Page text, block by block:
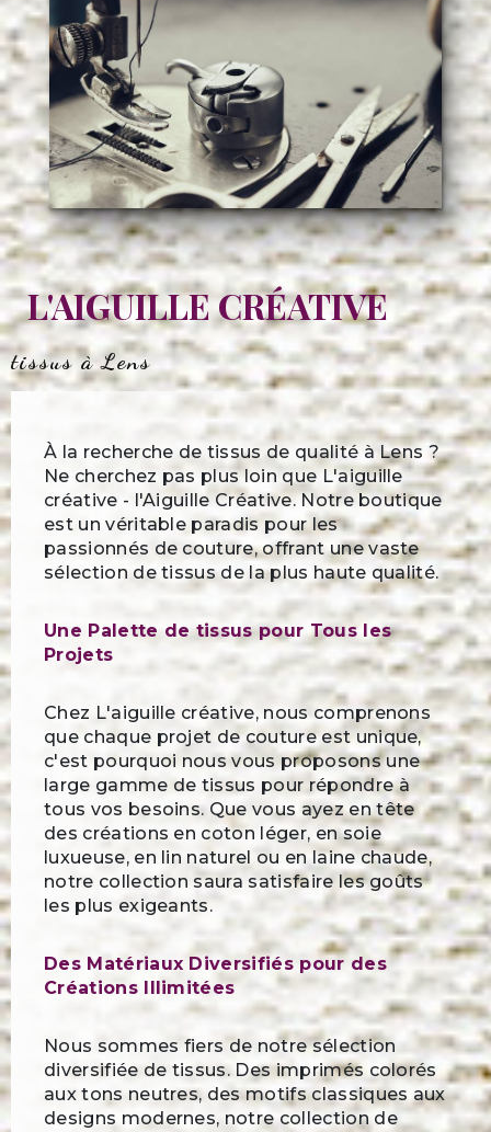
L'AIGUILLE CRÉATIVE
tissus à Lens
À la recherche de tissus de qualité à Lens ?
Ne cherchez pas plus loin que L'aiguille
créative - l'Aiguille Créative. Notre boutique
est un véritable paradis pour les
passionnés de couture, offrant une vaste
sélection de tissus de la plus haute qualité.
Une Palette de tissus pour Tous les
Projets
Chez L'aiguille créative, nous comprenons
que chaque projet de couture est unique,
c'est pourquoi nous vous proposons une
large gamme de tissus pour répondre à
tous vos besoins. Que vous ayez en tête
des créations en coton léger, en soie
luxueuse, en lin naturel ou en laine chaude,
notre collection saura satisfaire les goûts
les plus exigeants.
Des Matériaux Diversifiés pour des
Créations Illimitées
Nous sommes fiers de notre sélection
diversifiée de tissus. Des imprimés colorés
aux tons neutres, des motifs classiques aux
designs modernes, notre collection de